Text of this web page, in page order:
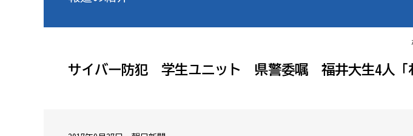
サイバー防犯 学生ユニット 県警委嘱 福井大生4人「